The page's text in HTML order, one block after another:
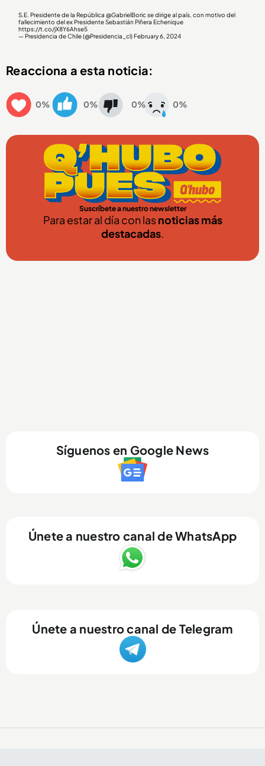
S.E. Presidente de la República@GabrielBoricse dirige al país, con motivo del
fallecimiento del ex Presidente Sebastián Piñera Echenique
https://t.co/jX8Y6Ahse5
— Presidencia de Chile (@Presidencia_cl) February 6, 2024
Reacciona a esta noticia:
0% 0% 0% 0%
Suscríbete a nuestro newsletter
Para estar al día con lasnoticias más
destacadas.
Síguenos en Google News
Únete a nuestro canal de WhatsApp
Únete a nuestro canal de Telegram